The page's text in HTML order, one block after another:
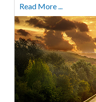
Read More ...